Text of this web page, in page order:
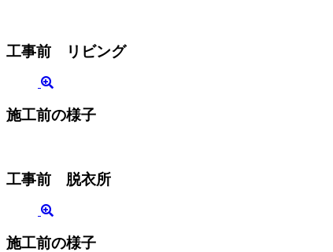
工事前 リビング
施工前の様子
工事前 脱衣所
施工前の様子